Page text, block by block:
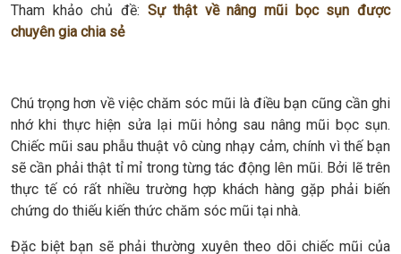
Tham khảo chủ đề: Sự thật về nâng mũi bọc sụn được
chuyên gia chia sẻ
Chú trọng hơn về việc chăm sóc mũi là điều bạn cũng cần ghi
nhớ khi thực hiện sửa lại mũi hỏng sau nâng mũi bọc sụn.
Chiếc mũi sau phẫu thuật vô cùng nhạy cảm, chính vì thế bạn
sẽ cần phải thật tỉ mỉ trong từng tác động lên mũi. Bởi lẽ trên
thực tế có rất nhiều trường hợp khách hàng gặp phải biến
chứng do thiếu kiến thức chăm sóc mũi tại nhà.
Đặc biệt bạn sẽ phải thường xuyên theo dõi chiếc mũi của